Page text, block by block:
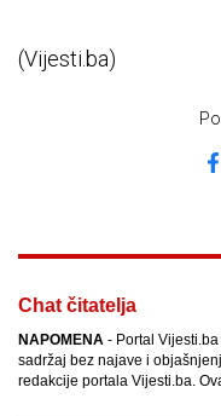
(Vijesti.ba)
Chat čitatelja
NAPOMENA - Portal
sadržaj bez najave i
redakcije portala Vijesti.ba.